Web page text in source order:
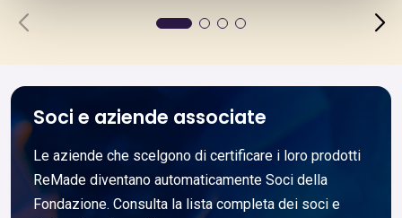
Soci e aziende associate
Le aziende che scelgono di certificare i loro prodotti
ReMade diventano automaticamente Soci della
Fondazione. Consulta la lista completa dei soci e